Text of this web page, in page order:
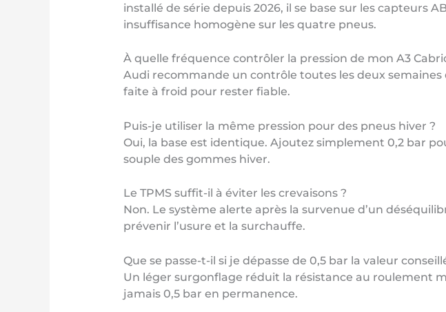
installé de série depuis 2026, il se base sur les capteurs
insuffisance homogène sur les quatre pneus.
À quelle fréquence contrôler la pression de mon A3
Audi recommande un contrôle toutes les deux
faite à froid pour rester fiable.
Puis-je utiliser la même pression pour des pneus hiver ?
Oui, la base est identique. Ajoutez simplement 0,2 bar
souple des gommes hiver.
Le TPMS suffit-il à éviter les crevaisons ?
Non. Le système alerte après la survenue d’un
prévenir l’usure et la surchauffe.
Que se passe-t-il si je dépasse de 0,5 bar la valeur
Un léger surgonflage réduit la résistance au roulement
jamais 0,5 bar en permanence.